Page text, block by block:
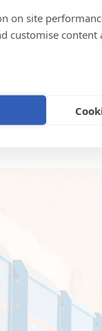
on site
customise content